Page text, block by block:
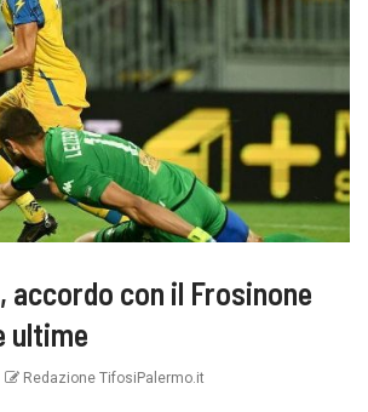
accordo con il Frosinone
ultime
Redazione TifosiPalermo.it